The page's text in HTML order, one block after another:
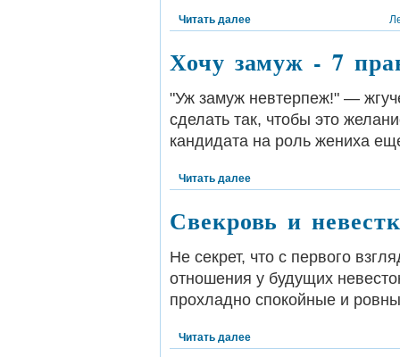
Читать далее
Хочу замуж - 7
"Уж замуж невтерпеж!" —
сделать так, чтобы это
кандидата на роль жениха
Читать далее
Свекровь и
Не секрет, что с первого
отношения у будущих
прохладно спокойные и
Читать далее